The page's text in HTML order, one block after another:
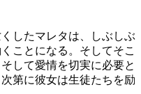
したマレタは、しぶしぶ
ことになる。そしてそこ
して愛情を切実に必要と
第に彼女は生徒たちを励